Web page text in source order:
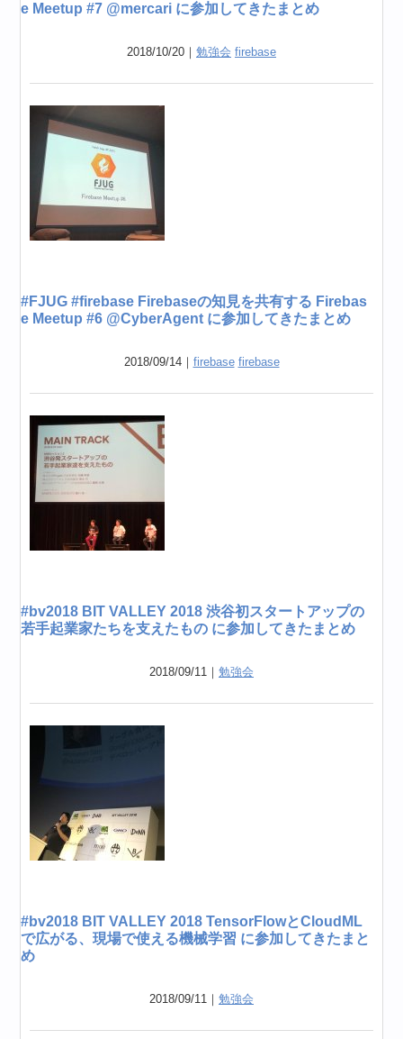
e Meetup #7 @mercari に参加してきたまとめ
2018/10/20｜ 勉強会 firebase
#FJUG #firebase Firebaseの知見を共有する Firebas
e Meetup #6 @CyberAgent に参加してきたまとめ
2018/09/14｜ firebase firebase
#bv2018 BIT VALLEY 2018 渋谷初スタートアップの
若手起業家たちを支えたもの に参加してきたまとめ
2018/09/11｜ 勉強会
#bv2018 BIT VALLEY 2018 TensorFlowとCloudML
で広がる、現場で使える機械学習 に参加してきたまと
め
2018/09/11｜ 勉強会